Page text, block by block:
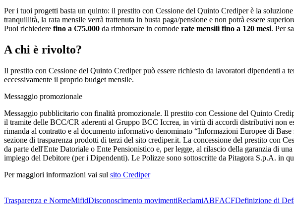
Per i tuoi progetti basta un quinto: il prestito con Cessione del Quinto Crediper è la
tranquillità, la rata mensile verrà trattenuta in busta paga/pensione e non potrà essere
Puoi richiedere fino a €75.000 da rimborsare in comode rate mensili fino a 120 mesi. Per
A chi è rivolto?
Il prestito con Cessione del Quinto Crediper può essere richiesto da lavoratori dipendenti a
eccessivamente il proprio budget mensile.
Messaggio promozionale
Messaggio pubblicitario con finalità promozionale. Il prestito con Cessione del Quinto
il tramite delle BCC/CR aderenti al Gruppo BCC Iccrea, in virtù di accordi distributivi non
rimanda al contratto e al documento informativo denominato “Informazioni Europee di
sezione di trasparenza prodotti di terzi del sito crediper.it. La concessione del prestito con
da parte dell'Ente Datoriale o Ente Pensionistico e, per legge, al rilascio della garanzia di
impiego del Debitore (per i Dipendenti). Le Polizze sono sottoscritte da Pitagora S.p.A. in
Per maggiori informazioni vai sul sito Crediper
Trasparenza e NormeMifidDisconoscimento movimentiReclamiABFACFDefinizione di